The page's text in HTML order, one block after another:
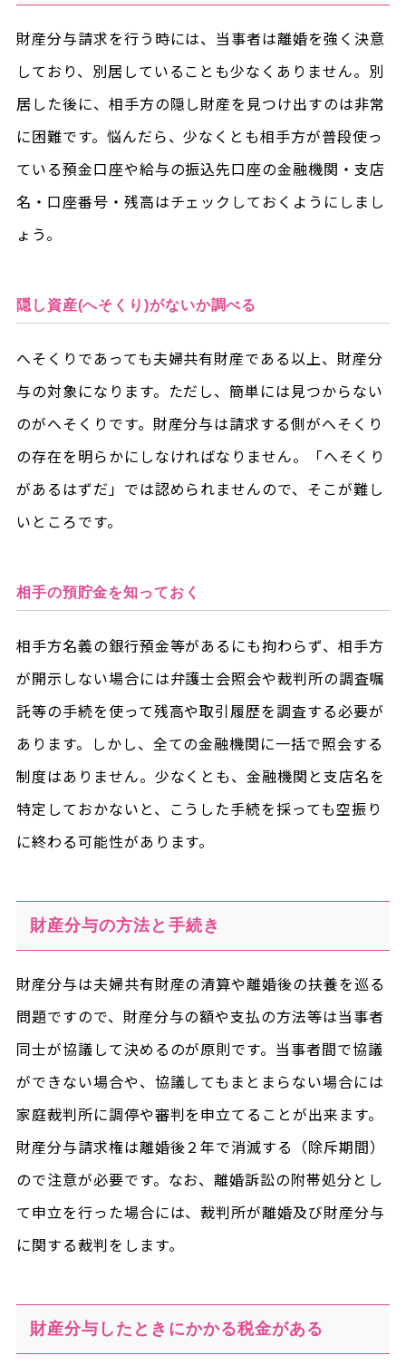
財産分与請求を行う時には、当事者は離婚を強く決意
しており、別居していることも少なくありません。別
居した後に、相手方の隠し財産を見つけ出すのは非常
に困難です。悩んだら、少なくとも相手方が普段使っ
ている預金口座や給与の振込先口座の金融機関・支店
名・口座番号・残高はチェックしておくようにしまし
ょう。
隠し資産(へそくり)がないか調べる
へそくりであっても夫婦共有財産である以上、財産分
与の対象になります。ただし、簡単には見つからない
のがへそくりです。財産分与は請求する側がへそくり
の存在を明らかにしなければなりません。「へそくり
があるはずだ」では認められませんので、そこが難し
いところです。
相手の預貯金を知っておく
相手方名義の銀行預金等があるにも拘わらず、相手方
が開示しない場合には弁護士会照会や裁判所の調査嘱
託等の手続を使って残高や取引履歴を調査する必要が
あります。しかし、全ての金融機関に一括で照会する
制度はありません。少なくとも、金融機関と支店名を
特定しておかないと、こうした手続を採っても空振り
に終わる可能性があります。
財産分与の方法と手続き
財産分与は夫婦共有財産の清算や離婚後の扶養を巡る
問題ですので、財産分与の額や支払の方法等は当事者
同士が協議して決めるのが原則です。当事者間で協議
ができない場合や、協議してもまとまらない場合には
家庭裁判所に調停や審判を申立てることが出来ます。
財産分与請求権は離婚後２年で消滅する（除斥期間）
ので注意が必要です。なお、離婚訴訟の附帯処分とし
て申立を行った場合には、裁判所が離婚及び財産分与
に関する裁判をします。
財産分与したときにかかる税金がある